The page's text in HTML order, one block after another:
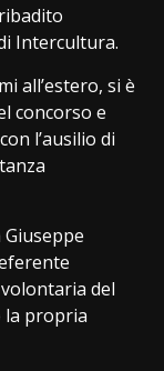
Intercultura.
all’estero, si è
concorso e
l’ausilio di
del
la propria